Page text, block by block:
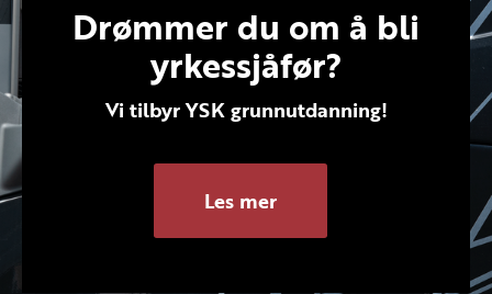
Drømmer du om å bli
yrkessjåfør?
Vi tilbyr YSK grunnutdanning!
Les mer